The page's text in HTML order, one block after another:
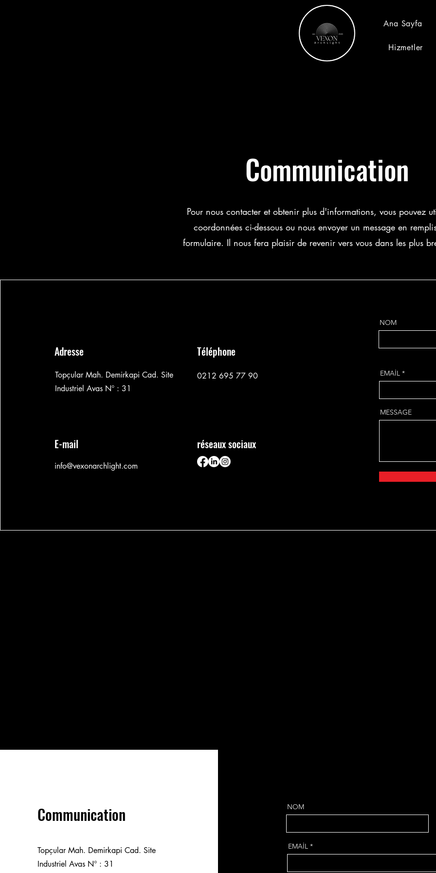
Ana Sayfa
Hizmetler
Communication
Pour nous contacter et obtenir plus d'informations, vous pouvez
coordonnées ci-dessous ou nous envoyer un message en
formulaire. Il nous fera plaisir de revenir vers vous dans les plus
Adresse
Topçular Mah. Demirkapi Cad. Site
Industriel Avas N° : 31
E-mail
info@vexonarchlight.com
Téléphone
0212 695 77 90
réseaux sociaux
NOM
EMAİL
MESSAGE
Communication
Topçular Mah. Demirkapi Cad. Site
Industriel Avas N° : 31
NOM
EMAİL